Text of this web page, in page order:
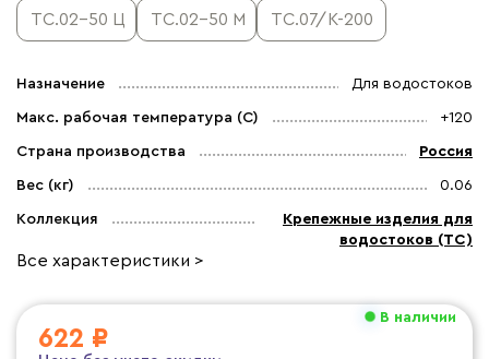
ТС.02-50 Ц ТС.02-50 М ТС.07/К-200
Назначение Для водостоков
Макс. рабочая температура (C) +120
Страна производства Россия
Вес (кг) 0.06
Коллекция
Крепежные изделия для
водостоков (ТС)
Все характеристики >
В наличии
622 ₽